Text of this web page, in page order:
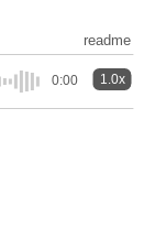
readme
0:00 1.0x